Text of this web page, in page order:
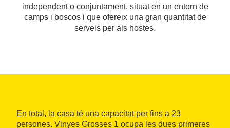
independent o conjuntament, situat en un entorn de
camps i boscos i que ofereix una gran quantitat de
serveis per als hostes.
En total, la casa té una capacitat per fins a 23
persones. Vinyes Grosses 1 ocupa les dues primeres